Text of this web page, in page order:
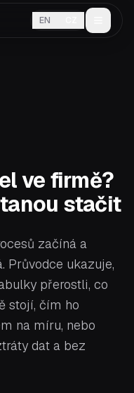
EN
ve firmě?
stačit
začíná a
Průvodce ukazuje,
přerostli, co
stojí, čím ho
na míru, nebo
dat a bez